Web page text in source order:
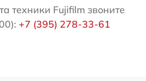
техники Fujifilm звоните
+7 (395) 278-33-61